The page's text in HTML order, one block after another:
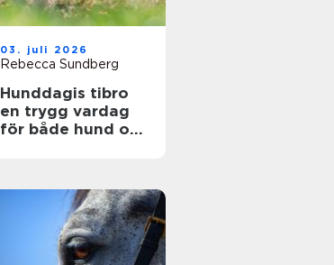
03. juli 2026
Rebecca Sundberg
Hunddagis tibro
en trygg vardag
för både hund och